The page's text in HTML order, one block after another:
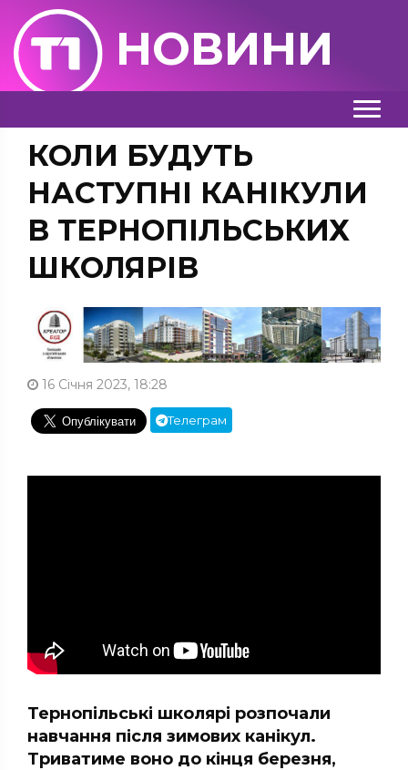
НОВИНИ
КОЛИ БУДУТЬ
НАСТУПНІ КАНІКУЛИ
В ТЕРНОПІЛЬСЬКИХ
ШКОЛЯРІВ
16 Січня 2023, 18:28
Телеграм
Тернопільські школярі розпочали
навчання після зимових канікул.
Триватиме воно до кінця березня,